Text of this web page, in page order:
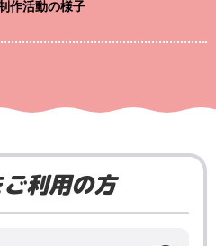
作活動の様子
利用の方